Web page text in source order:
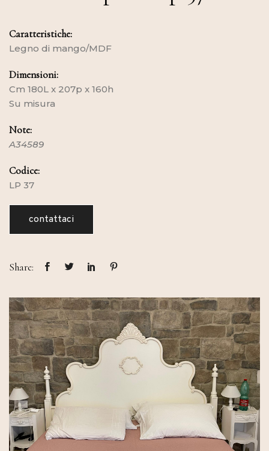
Caratteristiche:
Legno di mango/MDF
Dimensioni:
Cm 180L x 207p x 160h
Su misura
Note:
A34589
Codice:
LP 37
contattaci
Share: